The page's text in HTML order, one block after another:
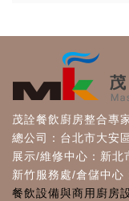
茂詮餐飲廚房整合專
總公司：台北市大安
展示/維修中心：新
新竹服務處/倉儲中心
餐飲設備與商用廚房